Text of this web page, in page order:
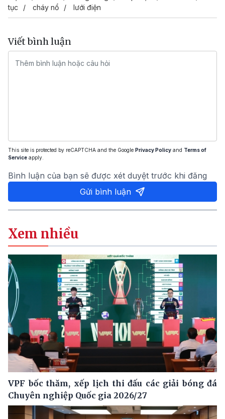
tục
cháy nổ lưới điện
Viết bình luận
This site is protected by reCAPTCHA and the Google Privacy Policy and Terms of
Service apply.
Bình luận của bạn sẽ được xét duyệt trước khi đăng
Gửi bình luận
Xem nhiều
VPF bốc thăm, xếp lịch thi đấu các giải bóng đá
Chuyên nghiệp Quốc gia 2026/27